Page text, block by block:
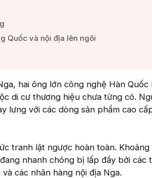
Quốc và nội địa lên ngôi​
hai ông lớn công nghệ Hàn Quốc
di cư thương hiệu chưa từng có.
lưng với các dòng sản phẩm cao
tranh lật ngược hoàn toàn.
nhanh chóng bị lấp đầy bởi các
các nhãn hàng nội địa Nga.